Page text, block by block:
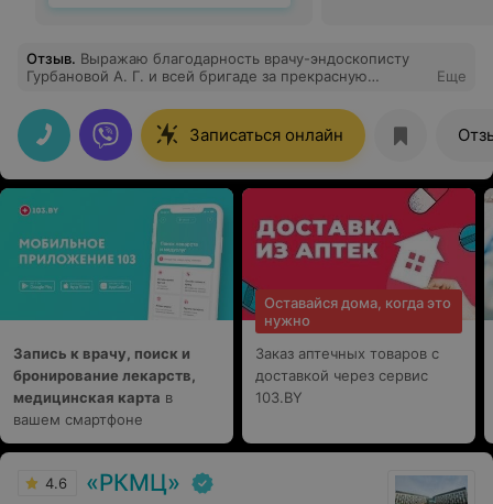
Отзыв. Выражаю благодарность врачу-эндоскописту
Гурбановой А. Г. и всей бригаде за прекрасную
ФГДС под седацией. Спасибо доктору за чуткое и
внимательное отношение.
Еще
Записаться онлайн
Запись к врачу, поиск и
бронирование лекарств,
медицинская карта в
вашем смартфоне
Оставайся дома, когда это
нужно
Заказ аптечных товаров с
доставкой через сервис
103.BY
4.6 «РКМЦ»